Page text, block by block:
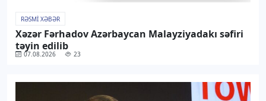
RƏSMI XƏBƏR
Xəzər Fərhadov Azərbaycan Malayziyadakı səfiri
təyin edilib
07.08.2026 23